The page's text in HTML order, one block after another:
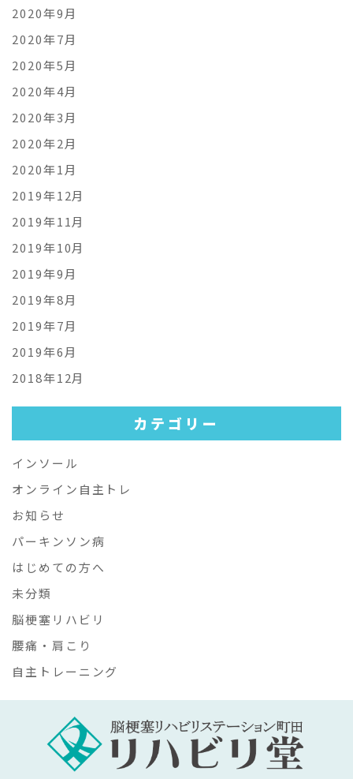
2020年9月
2020年7月
2020年5月
2020年4月
2020年3月
2020年2月
2020年1月
2019年12月
2019年11月
2019年10月
2019年9月
2019年8月
2019年7月
2019年6月
2018年12月
カテゴリー
インソール
オンライン自主トレ
お知らせ
パーキンソン病
はじめての方へ
未分類
脳梗塞リハビリ
腰痛・肩こり
自主トレーニング